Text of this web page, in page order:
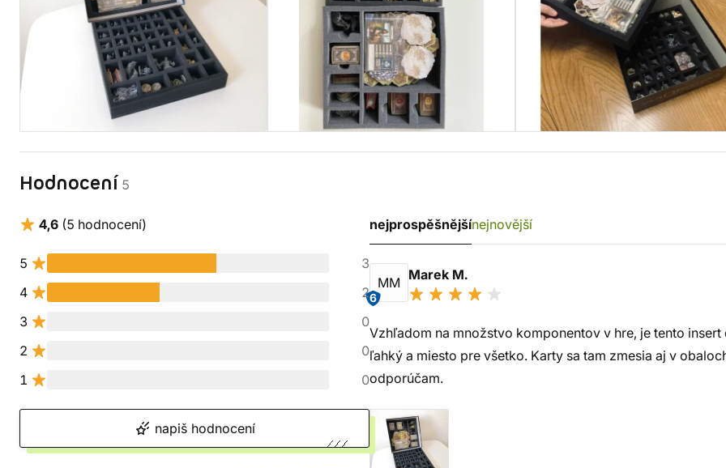
Hodnocení 5
4,6 (5 hodnocení)
5
3
4
2
3
0
2
0
1
0
napiš hodnocení
nejprospěšnějšínejnovější
MM
6
Marek M.
Vzhľadom na množstvo komponentov v hre, je tento
ľahký a miesto pre všetko. Karty sa tam zmesia aj v
odporúčam.